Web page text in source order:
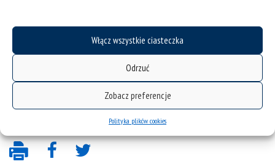
Włącz wszystkie ciasteczka
Odrzuć
Zobacz preferencje
Polityka plików cookies
Wybrane publikacje pracowników